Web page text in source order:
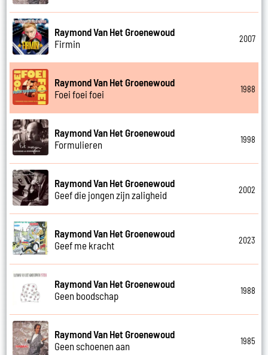
Raymond Van Het Groenewoud
Firmin
2007
Raymond Van Het Groenewoud
Foei foei foei
1988
Raymond Van Het Groenewoud
Formulieren
1998
Raymond Van Het Groenewoud
Geef die jongen zijn zaligheid
2002
Raymond Van Het Groenewoud
Geef me kracht
2023
Raymond Van Het Groenewoud
Geen boodschap
1988
Raymond Van Het Groenewoud
Geen schoenen aan
1985